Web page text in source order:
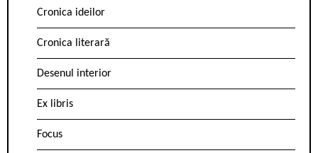
Cronica ideilor
Cronica literară
Desenul interior
Ex libris
Focus